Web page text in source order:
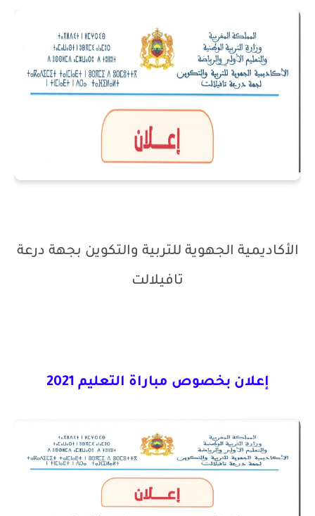
الأكاديمية الجهوية للتربية والتكوين بجهة درعة
تافيلالت
إعلان بخصوص مباراة التعليم 2021